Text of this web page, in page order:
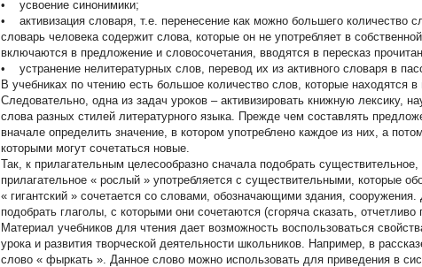
•
усвоение синонимики;
•
активизация словаря, т.е. перенесение как можно большего количество
словарь человека содержит слова, которые он не употребляет в
включаются в предложение и словосочетания, вводятся в пересказ
•
устранение нелитературных слов, перевод их из активного словаря в
В учебниках по чтению есть большое количество слов, которые находятся
Следовательно, одна из задач уроков – активизировать книжную лексику,
слова разных стилей литературного языка. Прежде чем составлять
вначале определить значение, в котором употреблено каждое из них, а
которыми могут сочетаться новые.
Так, к прилагательным целесообразно сначала подобрать
прилагательное « рослый » употребляется с существительными, которые
« гигантский » сочетается со словами, обозначающими здания,
подобрать глаголы, с которыми они сочетаются (сгоряча сказать, отчетливо
Материал учебников для чтения дает возможность воспользоваться
урока и развития творческой деятельности школьников. Например, в
слово « фыркать ». Данное слово можно использовать для приведения в